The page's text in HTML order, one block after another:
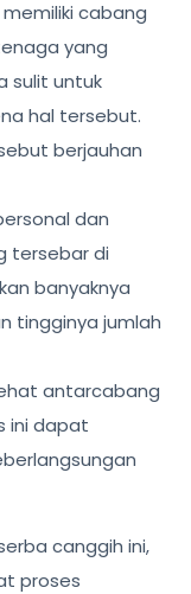
cabang
yang
sulit untuk
hal tersebut.
berjauhan
dan
tersebar di
banyaknya
tingginya jumlah
antarcabang
ini dapat
canggih ini,
proses